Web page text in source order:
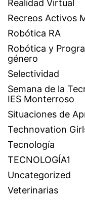
Realidad Virtual
Recreos Activos
Robótica RA
Robótica y
género
Selectividad
Semana de la
IES Monterroso
Situaciones de
Technovation
Tecnología
TECNOLOGÍA1
Uncategorized
Veterinarias